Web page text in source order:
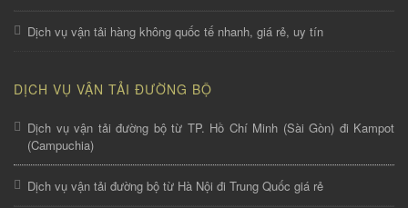
Dịch vụ vận tải hàng không quốc tế nhanh, giá rẻ, uy tín
DỊCH VỤ VẬN TẢI ĐƯỜNG BỘ
Dịch vụ vận tải đường bộ từ TP. Hồ Chí Minh (Sài Gòn) đi Kampot
(Campuchia)
Dịch vụ vận tải đường bộ từ Hà Nội đi Trung Quốc giá rẻ